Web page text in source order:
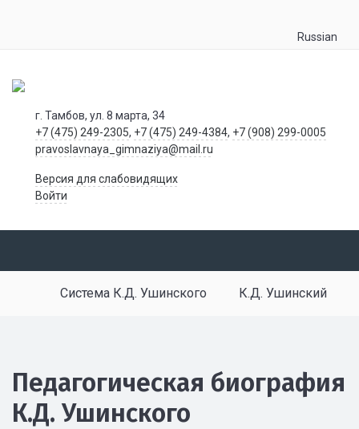
Russian
г. Тамбов, ул. 8 марта, 34
+7 (475) 249-2305, +7 (475) 249-4384, +7 (908) 299-0005
pravoslavnaya_gimnaziya@mail.ru
Версия для слабовидящих
Войти
Система К.Д. Ушинского К.Д. Ушинский
Педагогическая биография
К.Д. Ушинского